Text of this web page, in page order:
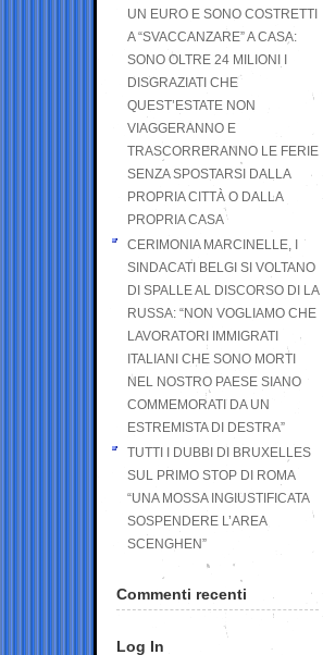
UN EURO E SONO COSTRETTI
A “SVACCANZARE” A CASA:
SONO OLTRE 24 MILIONI I
DISGRAZIATI CHE
QUEST’ESTATE NON
VIAGGERANNO E
TRASCORRERANNO LE FERIE
SENZA SPOSTARSI DALLA
PROPRIA CITTÀ O DALLA
PROPRIA CASA
CERIMONIA MARCINELLE, I
SINDACATI BELGI SI VOLTANO
DI SPALLE AL DISCORSO DI LA
RUSSA: “NON VOGLIAMO CHE
LAVORATORI IMMIGRATI
ITALIANI CHE SONO MORTI
NEL NOSTRO PAESE SIANO
COMMEMORATI DA UN
ESTREMISTA DI DESTRA”
TUTTI I DUBBI DI BRUXELLES
SUL PRIMO STOP DI ROMA
“UNA MOSSA INGIUSTIFICATA
SOSPENDERE L’AREA
SCENGHEN”
Commenti recenti
Log In